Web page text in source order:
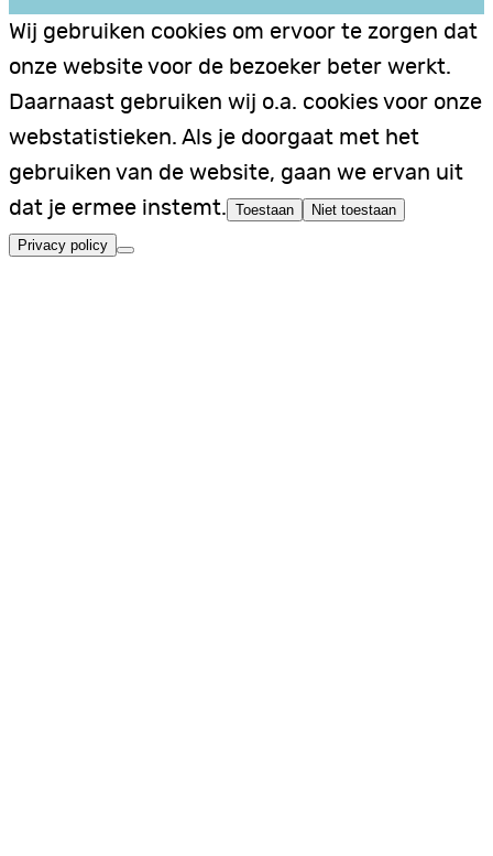
Wij gebruiken cookies om ervoor te zorgen dat
onze website voor de bezoeker beter werkt.
Daarnaast gebruiken wij o.a. cookies voor onze
webstatistieken. Als je doorgaat met het
gebruiken van de website, gaan we ervan uit
dat je ermee instemt. Toestaan Niet toestaan
Privacy policy